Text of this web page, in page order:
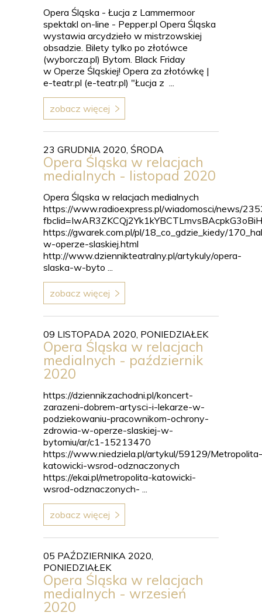
Opera Śląska - Łucja z Lammermoor
spektakl on-line - Pepper.pl Opera Śląska
wystawia arcydzieło w mistrzowskiej
obsadzie. Bilety tylko po złotówce
(wyborcza.pl) Bytom. Black Friday
w Operze Śląskiej! Opera za złotówkę |
e-teatr.pl (e-teatr.pl) "Łucja z ...
zobacz więcej
23 GRUDNIA 2020, ŚRODA
Opera Śląska w relacjach
medialnych - listopad 2020
Opera Śląska w relacjach medialnych
https://www.radioexpress.pl/wiadomosci/news/
https://gwarek.com.pl/pl/18_co_gdzie_kiedy/
w-operze-slaskiej.html
http://www.dziennikteatralny.pl/artykuly/opera-
slaska-w-byto ...
zobacz więcej
09 LISTOPADA 2020, PONIEDZIAŁEK
Opera Śląska w relacjach
medialnych - październik
2020
https://dziennikzachodni.pl/koncert-
zarazeni-dobrem-artysci-i-lekarze-w-
podziekowaniu-pracownikom-ochrony-
zdrowia-w-operze-slaskiej-w-
bytomiu/ar/c1-15213470
https://www.niedziela.pl/artykul/59129/Metropolita-
katowicki-wsrod-odznaczonych
https://ekai.pl/metropolita-katowicki-
wsrod-odznaczonych- ...
zobacz więcej
05 PAŹDZIERNIKA 2020,
PONIEDZIAŁEK
Opera Śląska w relacjach
medialnych - wrzesień
2020